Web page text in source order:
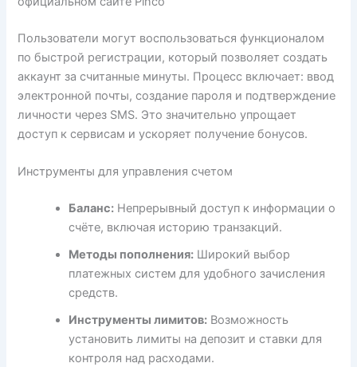
Пользователи могут воспользоваться функционалом
по быстрой регистрации, который позволяет создать
аккаунт за считанные минуты. Процесс включает: ввод
электронной почты, создание пароля и подтверждение
личности через SMS. Это значительно упрощает
доступ к сервисам и ускоряет получение бонусов.
Инструменты для управления счетом
Баланс: Непрерывный доступ к информации о
счёте, включая историю транзакций.
Методы пополнения: Широкий выбор
платежных систем для удобного зачисления
средств.
Инструменты лимитов: Возможность
установить лимиты на депозит и ставки для
контроля над расходами.